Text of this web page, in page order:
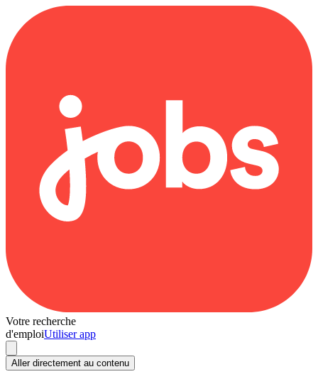
Votre recherche
d'emploiUtiliser app
Aller directement au contenu